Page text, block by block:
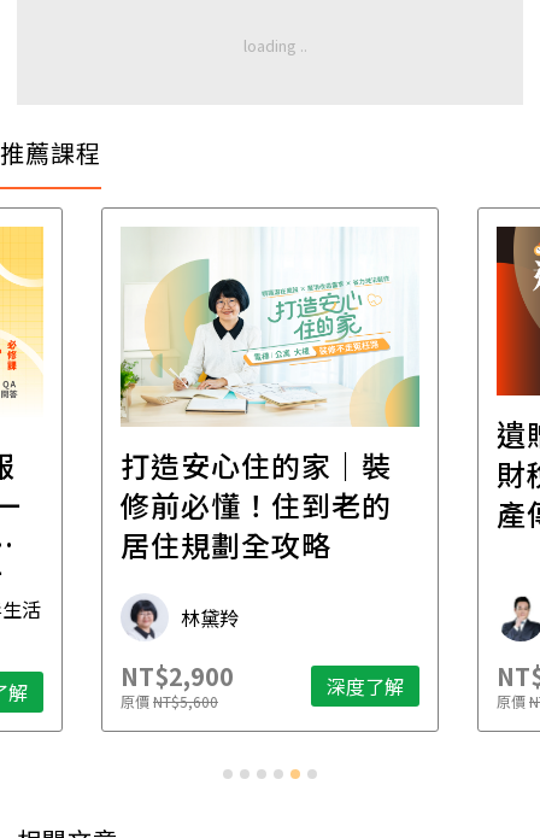
推薦課程
活
解
打造安心住的家｜裝
修前必懂！住到老的
居住規劃全攻略
林黛羚
NT$2,900
原價NT$5,600 深度了解
遺
財
產
原價